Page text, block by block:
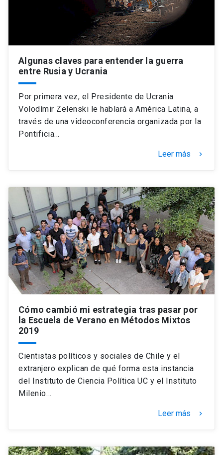
Algunas claves para entender la guerra
entre Rusia y Ucrania
Por primera vez, el Presidente de Ucrania
Volodímir Zelenski le hablará a América Latina, a
través de una videoconferencia organizada por la
Pontificia…
Leer más keyboard_arrow_right
Cómo cambió mi estrategia tras pasar por
la Escuela de Verano en Métodos Mixtos
2019
Cientistas políticos y sociales de Chile y el
extranjero explican de qué forma esta instancia
del Instituto de Ciencia Política UC y el Instituto
Milenio…
Leer más keyboard_arrow_right